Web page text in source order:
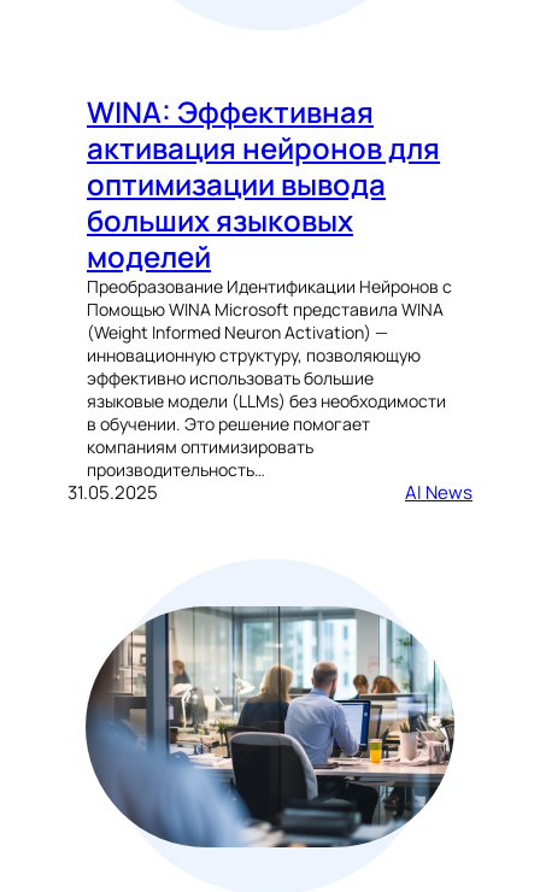
WINA: Эффективная
активация нейронов для
оптимизации вывода
больших языковых
моделей
Преобразование Идентификации Нейронов с
Помощью WINA Microsoft представила WINA
(Weight Informed Neuron Activation) —
инновационную структуру, позволяющую
эффективно использовать большие
языковые модели (LLMs) без необходимости
в обучении. Это решение помогает
компаниям оптимизировать
производительность…
31.05.2025 AI News